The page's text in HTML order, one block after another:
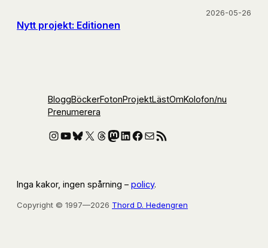
Nytt projekt: Editionen
2026-05-26
BloggBöckerFotonProjektLästOmKolofon/nu
Prenumerera
Instagram
YouTube
Bluesky
X Threads
Mastodon
LinkedIn
Facebook
E-postRSS-flöde
Inga kakor, ingen spårning – policy.
Copyright © 1997—2026 Thord D. Hedengren